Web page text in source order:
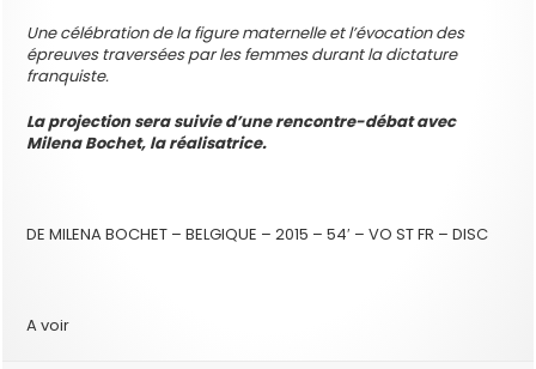
Une célébration de la figure maternelle et l’évocation des
épreuves traversées par les femmes durant la dictature
franquiste.
La projection sera suivie d’une rencontre-débat avec
Milena Bochet, la réalisatrice.
DE MILENA BOCHET – BELGIQUE – 2015 – 54′ – VO ST FR – DISC
A voir